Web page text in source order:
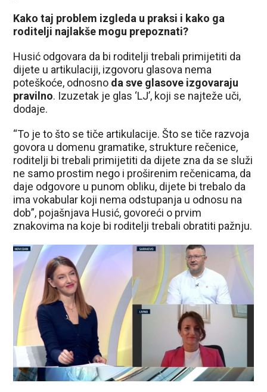
Kako taj problem izgleda u praksi i kako ga
roditelji najlakše mogu prepoznati?
Husić odgovara da bi roditelji trebali primijetiti da
dijete u artikulaciji, izgovoru glasova nema
poteškoće, odnosno da sve glasove izgovaraju
pravilno. Izuzetak je glas ‘LJ’, koji se najteže uči,
dodaje.
“To je to što se tiče artikulacije. Što se tiče razvoja
govora u domenu gramatike, strukture rečenice,
roditelji bi trebali primijetiti da dijete zna da se služi
ne samo prostim nego i proširenim rečenicama, da
daje odgovore u punom obliku, dijete bi trebalo da
ima vokabular koji nema odstupanja u odnosu na
dob”, pojašnjava Husić, govoreći o prvim
znakovima na koje bi roditelji trebali obratiti pažnju.